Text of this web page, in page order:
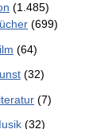
(1.485)
(699)
(64)
(32)
(7)
(32)